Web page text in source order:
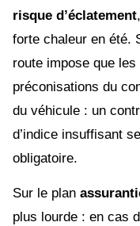
risque d’éclatement
forte chaleur en été.
route impose que
préconisations du
du véhicule : un
d’indice insuffisant
obligatoire.
Sur le plan
plus lourde : en cas